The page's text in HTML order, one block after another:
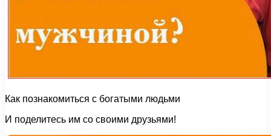
Как познакомиться с богатыми людьми
И поделитесь им со своими друзьями!